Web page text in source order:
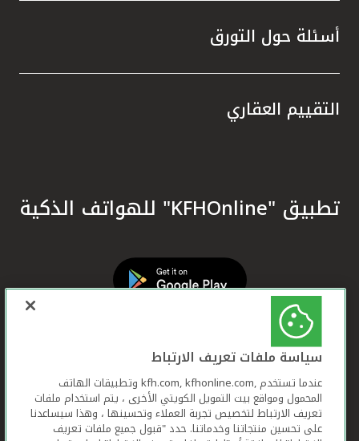
أسئلة حول التورق
التقييم العقاري
تطبيق "KFHOnline" للهواتف الذكية
سياسة ملفات تعريف الارتباط
عندما تستخدم ,kfh.com, kfhonline.com وتطبيقات الهاتف
المحمول ومواقع بيت التمويل الكويتي الأخرى ، يتم استخدام ملفات
تعريف الارتباط لتخصيص تجربة العملاء وتحسينها ، وهذا سيساعدنا
على تحسين منتجاتنا وخدماتنا. حدد "قبول جميع ملفات تعريف